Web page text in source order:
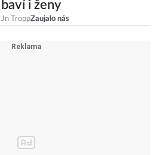
baví i ženy
Jn TroppZaujalo nás